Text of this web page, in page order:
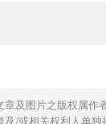
章及图片之版权属作
及/或相关权利人单